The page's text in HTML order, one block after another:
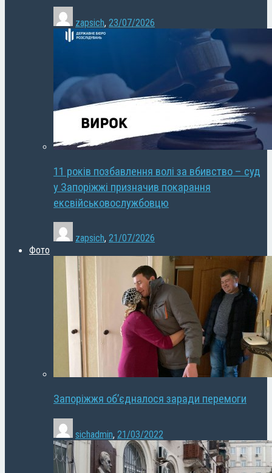
zapsich, 23/07/2026
11 років позбавлення волі за вбивство – суд
у Запоріжжі призначив покарання
ексвійськовослужбовцю
zapsich, 21/07/2026
Фото
Запоріжжя об’єдналося заради перемоги
sichadmin, 21/03/2022